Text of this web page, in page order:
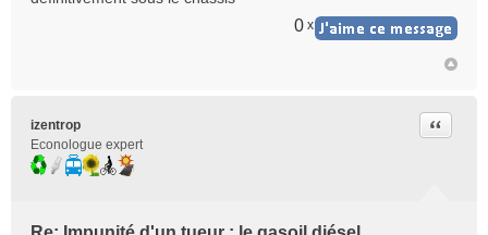
0 x
izentrop
Econologue expert
Citer